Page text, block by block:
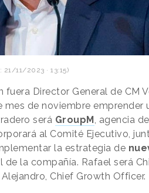
11/2023 · 13:15)
fuera Director General de CM
mes de noviembre emprender
será GroupM , agencia
al Comité Ejecutivo,
la estrategia de
la compañía. Rafael será
Chief Growth Officer.